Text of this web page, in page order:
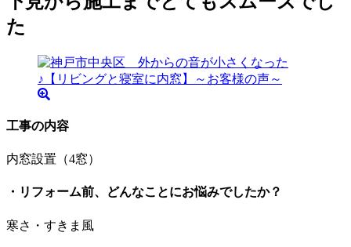
た
工事の内容
内窓設置（4窓）
・リフォーム前、どんなことにお悩みでしたか？
寒さ・すきま風